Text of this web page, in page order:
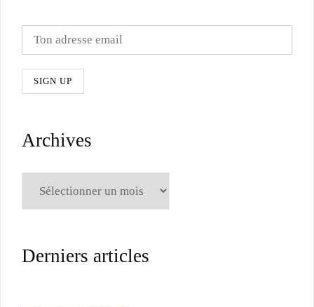
Archives
Derniers articles